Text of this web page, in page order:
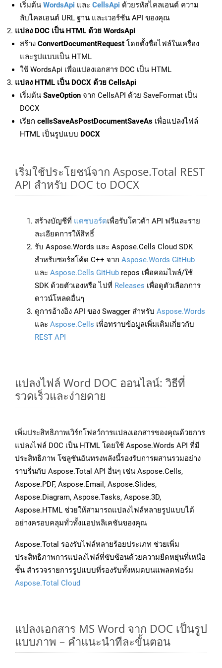
เริ่มต้น WordsApi และ CellsApi ด้วยรหัสไคลเอนต์ ความ
ลับไคลเอนต์ URL ฐาน และเวอร์ชัน API ของคุณ
แปลง DOC เป็น HTML ด้วย WordsApi
สร้าง ConvertDocumentRequest โดยตั้งชื่อไฟล์ในเครื่อง
และรูปแบบเป็น HTML
ใช้ WordsApi เพื่อแปลงเอกสาร DOC เป็น HTML
แปลง HTML เป็น DOCX ด้วย CellsApi
เริ่มต้น SaveOption จาก CellsAPI ด้วย SaveFormat เป็น
DOCX
เรียก cellsSaveAsPostDocumentSaveAs เพื่อแปลงไฟล์
HTML เป็นรูปแบบ DOCX
เริ่มใช้ประโยชน์จาก Aspose.Total REST
API สำหรับ DOC to DOCX
สร้างบัญชีที่ แดชบอร์ดเพื่อรับโควต้า API ฟรีและราย
ละเอียดการให้สิทธิ์
รับ Aspose.Words และ Aspose.Cells Cloud SDK
สำหรับซอร์สโค้ด C++ จาก Aspose.Words GitHub
และ Aspose.Cells GitHub repos เพื่อคอมไพล์/ใช้
SDK ด้วยตัวเองหรือ ไปที่ Releases เพื่อดูตัวเลือกการ
ดาวน์โหลดอื่นๆ
ดูการอ้างอิง API ของ Swagger สำหรับ Aspose.Words
และ Aspose.Cells เพื่อทราบข้อมูลเพิ่มเติมเกี่ยวกับ
REST API
แปลงไฟล์ Word DOC ออนไลน์: วิธีที่
รวดเร็วและง่ายดาย
เพิ่มประสิทธิภาพเวิร์กโฟลว์การแปลงเอกสารของคุณด้วยการ
แปลงไฟล์ DOC เป็น HTML โดยใช้ Aspose.Words API ที่มี
ประสิทธิภาพ โซลูชันอันทรงพลังนี้รองรับการผสานรวมอย่าง
ราบรื่นกับ Aspose.Total API อื่นๆ เช่น Aspose.Cells,
Aspose.PDF, Aspose.Email, Aspose.Slides,
Aspose.Diagram, Aspose.Tasks, Aspose.3D,
Aspose.HTML ช่วยให้สามารถแปลงไฟล์หลายรูปแบบได้
อย่างครอบคลุมทั่วทั้งแอปพลิเคชันของคุณ
Aspose.Total รองรับไฟล์หลายร้อยประเภท ช่วยเพิ่ม
ประสิทธิภาพการแปลงไฟล์ที่ซับซ้อนด้วยความยืดหยุ่นที่เหนือ
ชั้น สำรวจรายการรูปแบบที่รองรับทั้งหมดบนแพลตฟอร์ม
Aspose.Total Cloud
แปลงเอกสาร MS Word จาก DOC เป็นรูป
แบบภาพ – คำแนะนำทีละขั้นตอน